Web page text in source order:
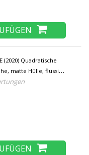
(2020) Quadratische
matte Hülle, flüssige